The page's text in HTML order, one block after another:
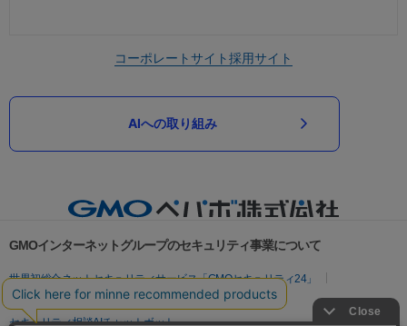
コーポレートサイト採用サイト
AIへの取り組み
GMOインターネットグループのセキュリティ事業について
世界初総合ネットセキュリティサービス「GMOセキュリティ24」
パスワード漏洩診断
Webサイトリスク診断
セキュリティ相談AIチャットボット